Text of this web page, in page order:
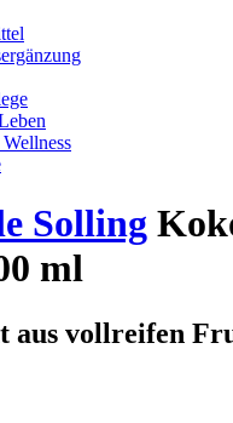
Solling
ml
aus vollreifen